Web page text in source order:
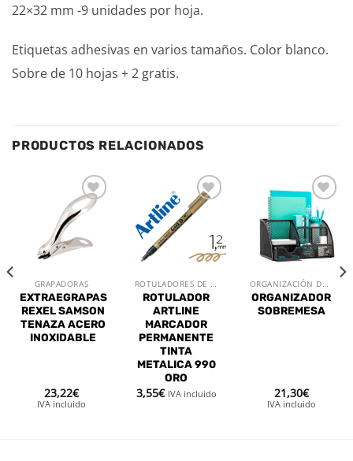
22×32 mm -9 unidades por hoja.
Etiquetas adhesivas en varios tamaños. Color blanco.
Sobre de 10 hojas + 2 gratis.
PRODUCTOS RELACIONADOS
Añadir
deseos
GRAPADORAS
EXTRAEGRAPAS
REXEL SAMSON
TENAZA ACERO
INOXIDABLE
23,22€
IVA incluido
Añadir
lista de
deseos
ROTULADORES DE OFICINA
ROTULADOR
ARTLINE
MARCADOR
PERMANENTE
TINTA
METALICA 990
ORO
3,55€ IVA incluido
Añadir
a la
lista de
deseos
ORGANIZACIÓN DE MESA
ORGANIZADOR
SOBREMESA
21,30€
IVA incluido